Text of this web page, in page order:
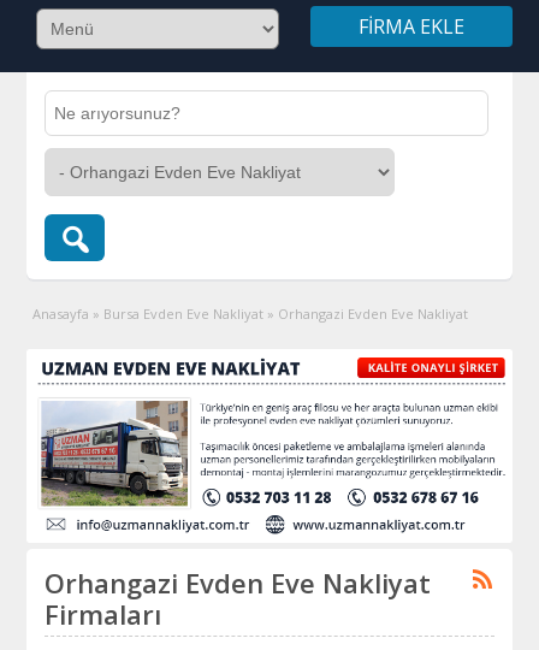
FIRMA EKLE
Anasayfa » Bursa Evden Eve Nakliyat » Orhangazi Evden Eve Nakliyat
Orhangazi Evden Eve Nakliyat
Firmaları